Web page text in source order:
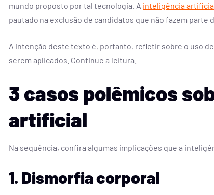
mundo proposto por tal tecnologia. A inteligência
pautado na exclusão de candidatos que não fazem parte
A intenção deste texto é, portanto, refletir sobre o uso
serem aplicados. Continue a leitura.
3 casos polêmicos
artificial
Na sequência, confira algumas implicações que a
1. Dismorfia corporal